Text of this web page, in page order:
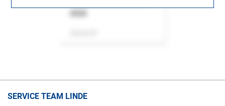
SERVICE TEAM LINDE